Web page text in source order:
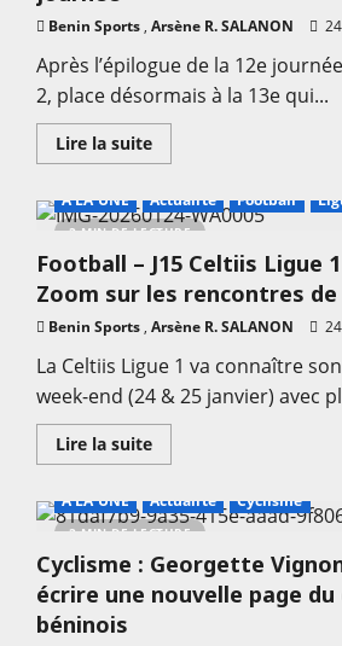
Benin Sports , Arsène R. SALANON
Après l’épilogue de la 12e
2, place désormais à la 13e qui...
Lire la suiteEn
savoir
Football
–
Celtiis
Ligue
2
2026
Djeffa
vs
Sitatunga,
rencontres
de
la
2 MIN DE LECTURE
A LA UNE Actualité Football
Football – J15 Celtiis Ligue 1
Zoom sur les rencontres
Benin Sports , Arsène R. SALANON
La Celtiis Ligue 1 va connaître
week-end (24 & 25 janvier) avec
Lire la suiteEn
savoir
Football
–
Celtiis
Ligue
1
2 MIN DE LECTURE
A LA UNE Actualité Cyclisme
Cyclisme : Georgette
écrire une nouvelle page du
béninois